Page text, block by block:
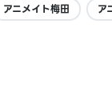
アニメイト梅田
ア